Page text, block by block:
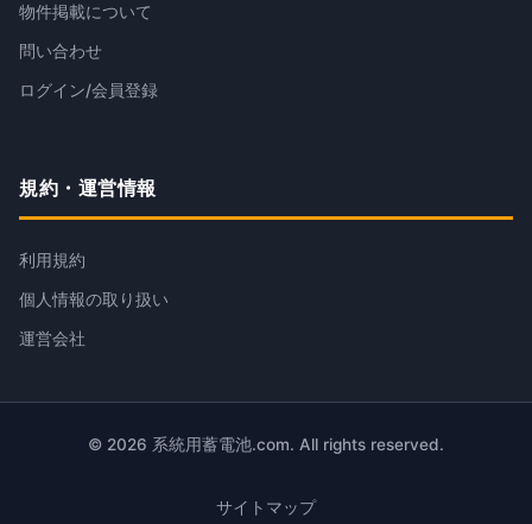
物件掲載について
問い合わせ
ログイン/会員登録
規約・運営情報
利用規約
個人情報の取り扱い
運営会社
© 2026 系統用蓄電池.com. All rights reserved.
サイトマップ